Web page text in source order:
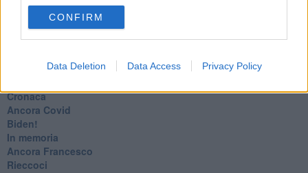
CONFIRM
Data Deletion Data Access Privacy Policy
​L’anno del vaccino
Giulio Regeni
Paolo Rossi
Cronaca
​Ancora Covid
​Biden!
In memoria
​Ancora Francesco
Rieccoci